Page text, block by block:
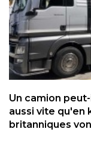
Un camion
aussi vite qu'en
britanniques